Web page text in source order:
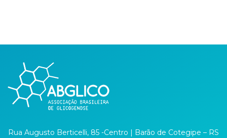
Rua Augusto Berticelli, 85 -Centro | Barão de Cotegipe – RS